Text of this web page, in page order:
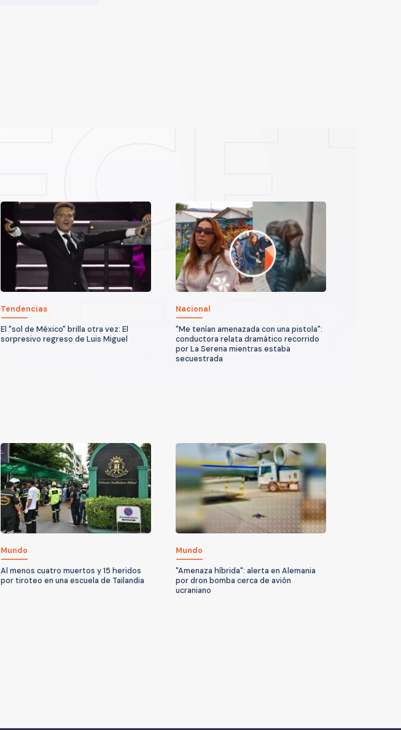
Tendencias
El "sol de México" brilla otra vez: El
sorpresivo regreso de Luis Miguel
Nacional
"Me tenían amenazada con una pistola":
conductora relata dramático recorrido
por La Serena mientras estaba
secuestrada
Mundo
Al menos cuatro muertos y 15 heridos
por tiroteo en una escuela de Tailandia
Mundo
"Amenaza híbrida": alerta en Alemania
por dron bomba cerca de avión
ucraniano